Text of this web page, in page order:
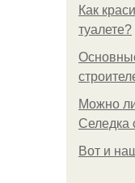
Как
туалете?
Можно
Селедка
Boт и